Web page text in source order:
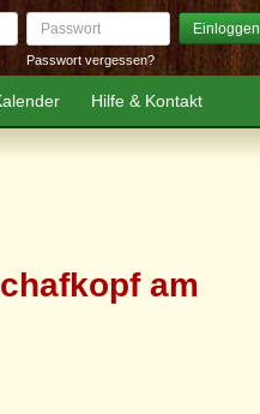
Passwort Einloggen
Passwort vergessen?
Hilfe & Kontakt
am